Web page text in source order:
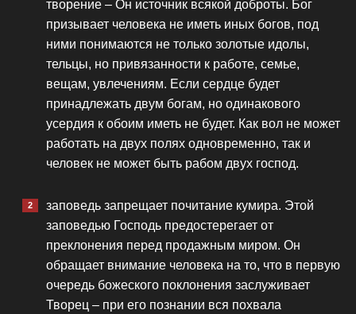
творение – Он источник всякой доброты. Бог
призывает человека не иметь иных богов, под
ними понимаются не только золотые идолы,
тельцы, но привязанности к работе, семье,
вещам, увлечениям. Если сердце будет
принадлежать двум богам, но одинакового
усердия к обоим иметь не будет. Как вол не может
работать на двух полях одновременно, так и
человек не может быть рабом двух господ.
заповедь запрещает почитание кумира. Этой
заповедью Господь предостерегает от
преклонения перед продажным миром. Он
обращает внимание человека на то, что в первую
очередь божеского поклонения заслуживает
Творец – при его познании вся похвала